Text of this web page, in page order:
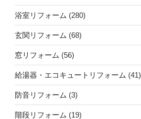
浴室リフォーム (280)
玄関リフォーム (68)
窓リフォーム (56)
給湯器・エコキュートリフォーム (41)
防音リフォーム (3)
階段リフォーム (19)